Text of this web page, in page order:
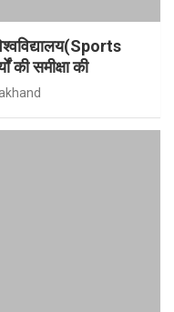
की समीक्षा की